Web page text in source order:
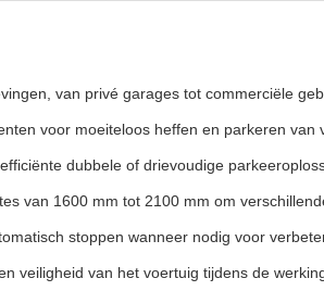
van privé garages tot commerciële
voor moeiteloos heffen en parkeren
dubbele of drievoudige
van 1600 mm tot 2100 mm om
stoppen wanneer nodig voor
veiligheid van het voertuig tijdens de